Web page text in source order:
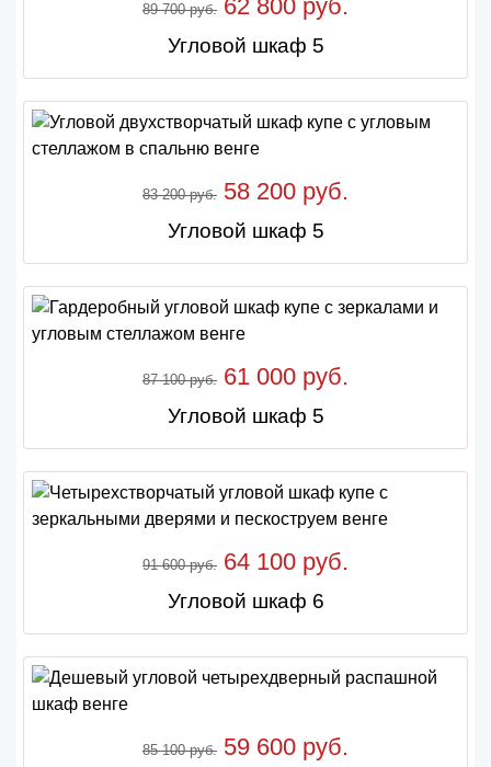
89 700 руб. 62 800 руб.
Угловой шкаф 5
83 200 руб. 58 200 руб.
Угловой шкаф 5
87 100 руб. 61 000 руб.
Угловой шкаф 5
91 600 руб. 64 100 руб.
Угловой шкаф 6
85 100 руб. 59 600 руб.